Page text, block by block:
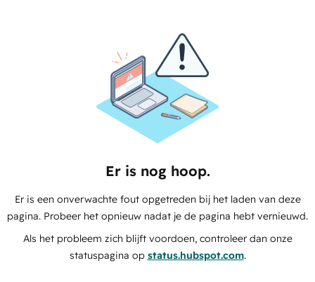
Er is nog hoop.
Er is een onverwachte fout opgetreden bij het laden van deze
pagina. Probeer het opnieuw nadat je de pagina hebt vernieuwd.
Als het probleem zich blijft voordoen, controleer dan onze
statuspagina op status.hubspot.com.